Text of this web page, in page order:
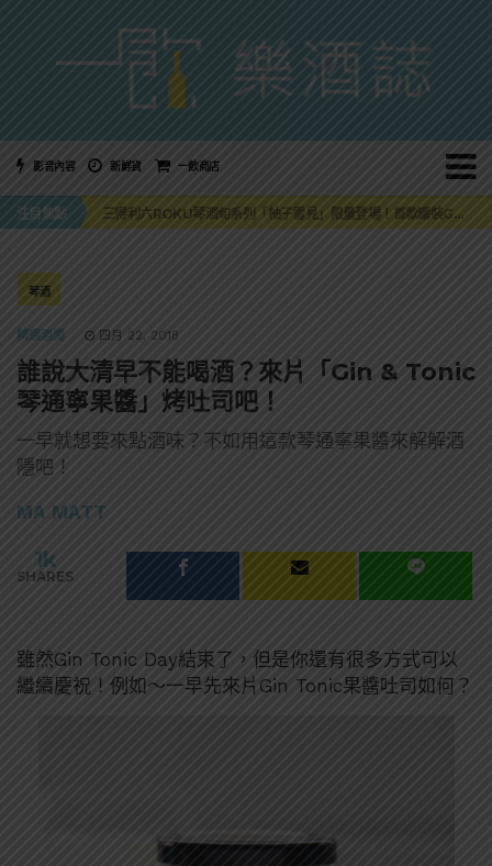
影音內容 新鮮貨 一飲商店
注目焦點
萬眾敲碗如期回歸！SUNMAI金色三麥3度攜手花蓮瓜農品牌「阿強西瓜」
三得利六ROKU琴酒旬系列「柚子雪見」限量登場！首款罐裝GIN SODA 10月同步上市
美國正式恢復蘇格蘭威士忌零關稅！烈酒產業再次迎來重磅利多
琴酒
精選酒聞 四月 22, 2018
誰說大清早不能喝酒？來片「Gin & Tonic
琴通寧果醬」烤吐司吧！
一早就想要來點酒味？不如用這款琴通寧果醬來解解酒
隱吧！
MA MATT
1k
SHARES
雖然Gin Tonic Day結束了，但是你還有很多方式可以
繼續慶祝！例如～一早先來片Gin Tonic果醬吐司如何？